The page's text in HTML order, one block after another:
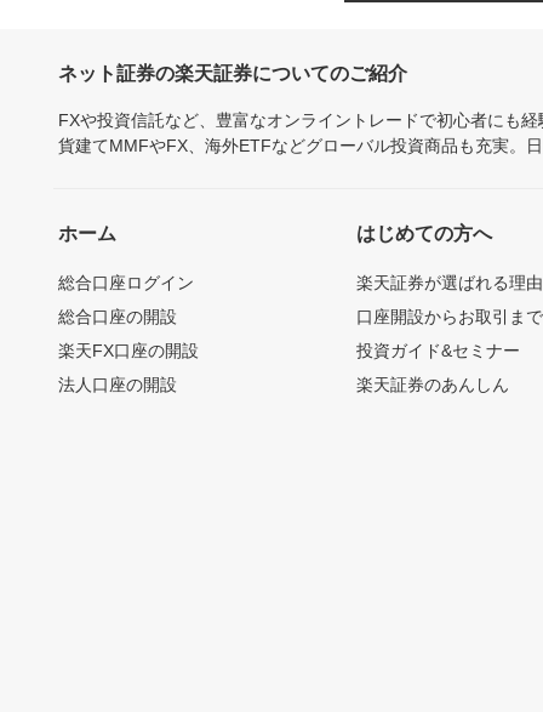
ネット証券の楽天証券についてのご紹介
FXや投資信託など、豊富なオンライントレードで初心者にも
貨建てMMFやFX、海外ETFなどグローバル投資商品も充実。
ホーム
総合口座ログイン
総合口座の開設
楽天FX口座の開設
法人口座の開設
はじめての方へ
楽天証券が選ばれる理由
口座開設からお取引ま
投資ガイド&セミナー
楽天証券のあんしん